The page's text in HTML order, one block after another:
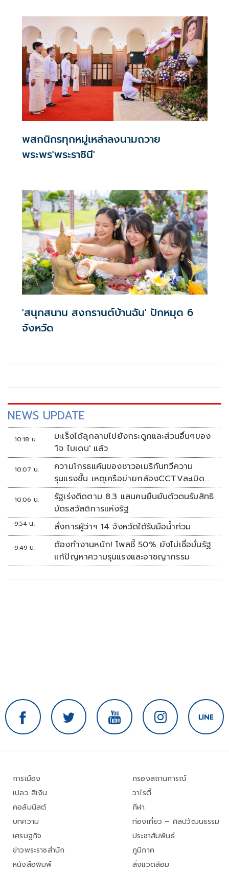
พสกนิกรทุกหมู่เหล่าลงนามถวาย
พระพร'พระราชินี'
'สนุกสนาน สงกรานต์บ้านฉัน' ปักหมุด 6
จังหวัด
NEWS UPDATE
10:18 น.
มะเร็งได้ลุกลามไปยังกระดูกและส่วนอื่นๆของ
'โจ ไบเดน' แล้ว
10:07 น.
ความโกรธแค้นของชาวอเมริกันทวีความ
รุนแรงขึ้น เหตุเครือข่ายกล้องCCTVละเมิด
ความเป็นส่วนตัว
10:06 น.
รัฐเร่งติดตาม 8.3 แสนคนยืนยันตัวตนรับสิทธิ
บัตรสวัสดิการแห่งรัฐ
9:54 น. สั่งการผู้ว่าฯ 14 จังหวัดใต้รับมือน้ำท่วม
9:49 น.
ต้องทำงานหนัก! โพลชี้ 50% ยังไม่เชื่อมั่นรัฐ
แก้ปัญหาความรุนแรงและอาชญากรรม
การเมือง
เปลว สีเงิน
คอลัมนิสต์
บทความ
เศรษฐกิจ
ข่าวพระราชสำนัก
หนังสือพิมพ์
กรองสถานการณ์
วาไรตี้
กีฬา
ท่องเที่ยว – ศิลปวัฒนธรรม
ประชาสัมพันธ์
ภูมิภาค
สิ่งแวดล้อม